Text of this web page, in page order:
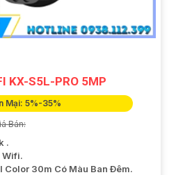
KX-S5L-PRO 5MP
Mại: 5%-35%
Bán:
.
Wifi.
Color 30m Có Màu Ban Ðêm.